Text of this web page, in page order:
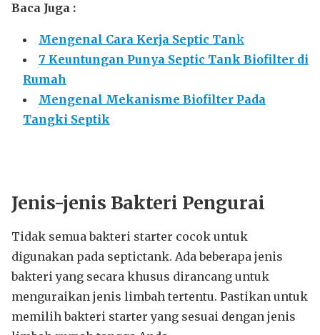
Baca Juga :
Mengenal Cara Kerja Septic Tank
7 Keuntungan Punya Septic Tank Biofilter di
Rumah
Mengenal Mekanisme Biofilter Pada
Tangki Septik
Jenis-jenis Bakteri Pengurai
Tidak semua bakteri starter cocok untuk
digunakan pada septictank. Ada beberapa jenis
bakteri yang secara khusus dirancang untuk
menguraikan jenis limbah tertentu. Pastikan untuk
memilih bakteri starter yang sesuai dengan jenis